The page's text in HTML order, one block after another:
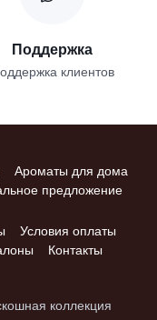
Поддержка
клиентов
Ароматы для дома
предложение
Условия оплаты
Контакты
коллекция